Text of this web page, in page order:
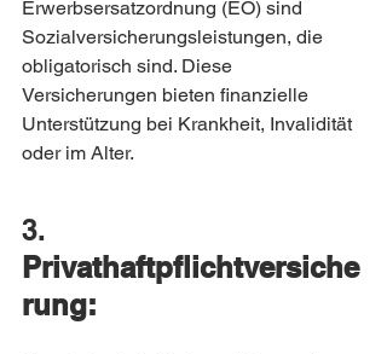
Erwerbsersatzordnung (EO) sind
Sozialversicherungsleistungen, die
obligatorisch sind. Diese
Versicherungen bieten finanzielle
Unterstützung bei Krankheit, Invalidität
oder im Alter.
3.
Privathaftpflichtversiche
rung: